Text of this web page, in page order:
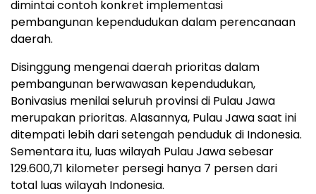
dimintai contoh konkret implementasi
pembangunan kependudukan dalam perencanaan
daerah.
Disinggung mengenai daerah prioritas dalam
pembangunan berwawasan kependudukan,
Bonivasius menilai seluruh provinsi di Pulau Jawa
merupakan prioritas. Alasannya, Pulau Jawa saat ini
ditempati lebih dari setengah penduduk di Indonesia.
Sementara itu, luas wilayah Pulau Jawa sebesar
129.600,71 kilometer persegi hanya 7 persen dari
total luas wilayah Indonesia.